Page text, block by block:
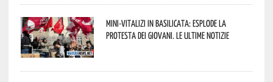
Mini-vitalizi in Basilicata: esplode la
protesta dei giovani. Le ultime notizie